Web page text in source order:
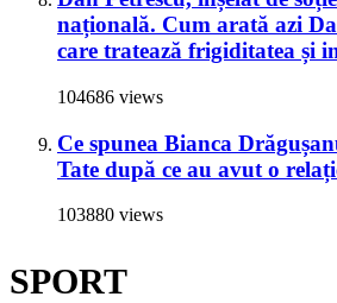
națională. Cum arată azi
care tratează frigiditatea și
104686 views
Ce spunea Bianca
Tate după ce au avut o
103880 views
SPORT